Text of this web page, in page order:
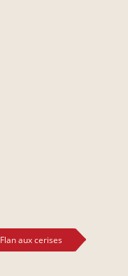
Flan aux cerises